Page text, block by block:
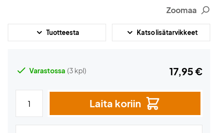
Zoomaa
Tuotteesta Katso lisätarvikkeet
Varastossa (3 kpl) 17,95 €
Laita koriin